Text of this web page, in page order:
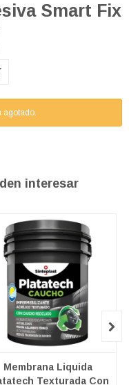
Smart Fix
agotado.
interesar
Membrana Liquida
Texturada Con
